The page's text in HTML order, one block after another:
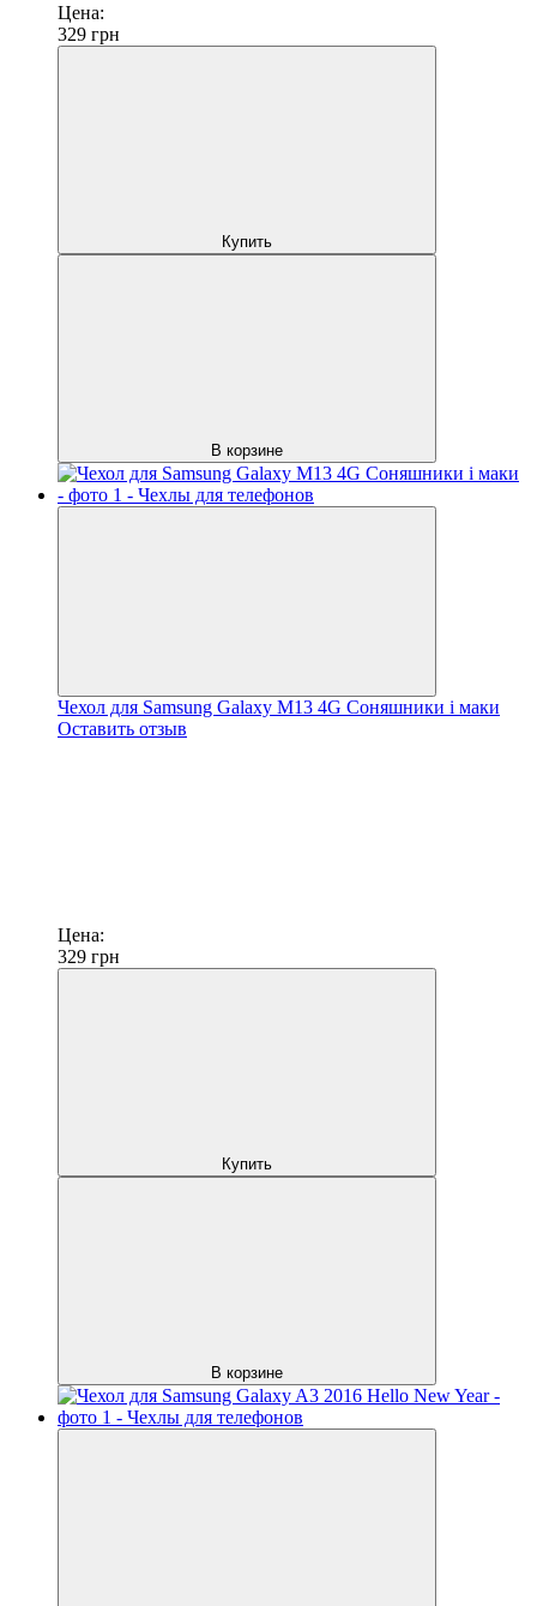
Цена:
329 грн
Купить
В корзине
Чехол для Samsung Galaxy M13 4G Соняшники і маки
Оставить отзыв
Цена:
329 грн
Купить
В корзине